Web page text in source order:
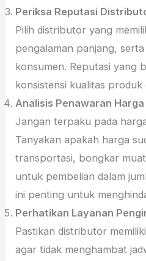
Periksa Reputasi
Pilih distributor yang
pengalaman panjang,
konsumen. Reputasi yang
konsistensi kualitas produk
Analisis Penawaran
Jangan terpaku pada
Tanyakan apakah harga
transportasi, bongkar
untuk pembelian dalam
ini penting untuk
Perhatikan Layanan
Pastikan distributor
agar tidak menghambat